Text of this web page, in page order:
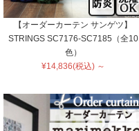
【オーダーカーテン サンゲツ】
STRINGS SC7176-SC7185（全10
色）
¥14,836(税込) ～